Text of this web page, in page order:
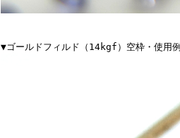
▼ゴールドフィルド（14kgf）空枠・使用例